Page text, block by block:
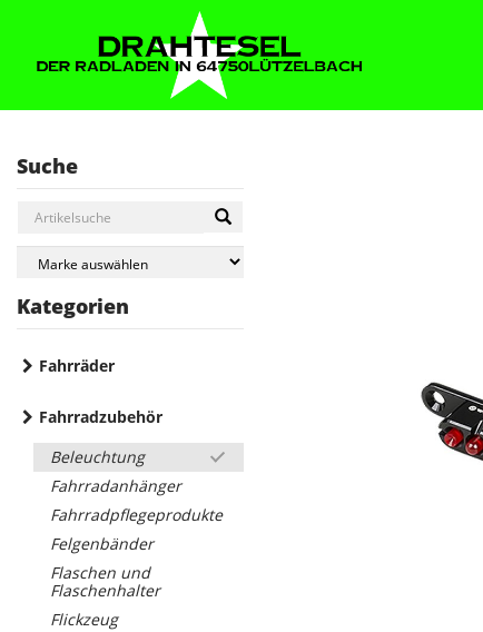
Suche
Kategorien
Fahrräder
Fahrradzubehör
Beleuchtung
Fahrradanhänger
Fahrradpflegeprodukte
Felgenbänder
Flaschen und
Flaschenhalter
Flickzeug